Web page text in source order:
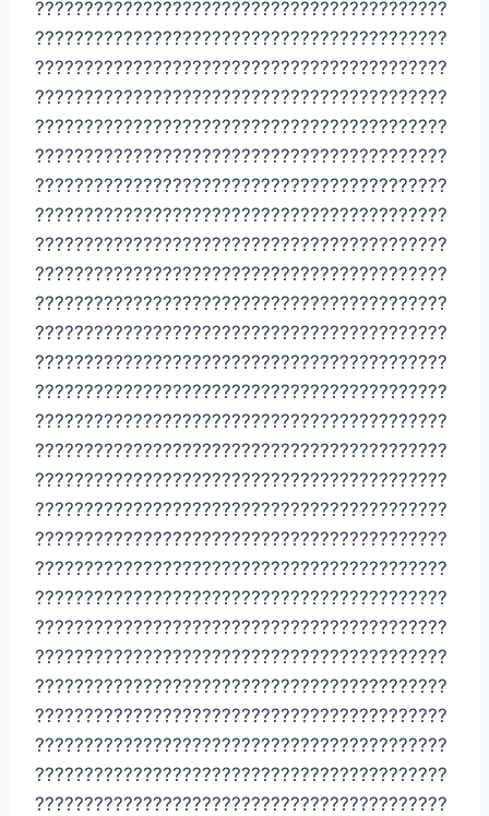
??????????????????????????????????????????
??????????????????????????????????????????
??????????????????????????????????????????
??????????????????????????????????????????
??????????????????????????????????????????
??????????????????????????????????????????
??????????????????????????????????????????
??????????????????????????????????????????
??????????????????????????????????????????
??????????????????????????????????????????
??????????????????????????????????????????
??????????????????????????????????????????
??????????????????????????????????????????
??????????????????????????????????????????
??????????????????????????????????????????
??????????????????????????????????????????
??????????????????????????????????????????
??????????????????????????????????????????
??????????????????????????????????????????
??????????????????????????????????????????
??????????????????????????????????????????
??????????????????????????????????????????
??????????????????????????????????????????
??????????????????????????????????????????
??????????????????????????????????????????
??????????????????????????????????????????
??????????????????????????????????????????
??????????????????????????????????????????